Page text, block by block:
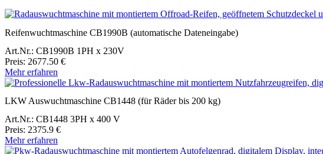
Reifenwuchtmaschine CB1990B (automatische Dateneingabe)
Art.Nr.: CB1990B 1PH x 230V
Preis: 2677.50 €
Mehr erfahren
LKW Auswuchtmaschine CB1448 (für Räder bis 200 kg)
Art.Nr.: CB1448 3PH x 400 V
Preis: 2375.9 €
Mehr erfahren